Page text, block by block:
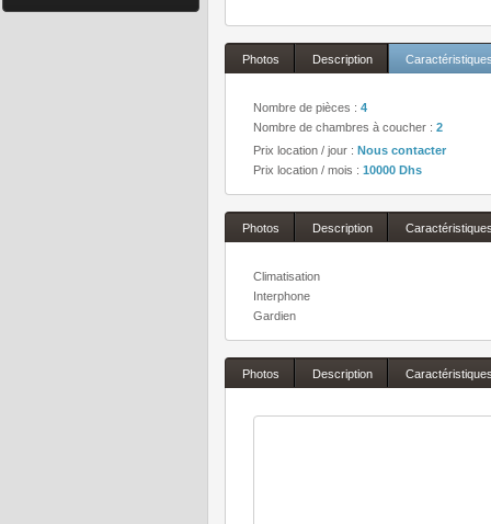
Photos Description
Nombre de pièces : 4
Nombre de chambres à coucher : 2
Prix location / jour : Nous contacter
Prix location / mois : 10000 Dhs
Photos Description
Climatisation
Interphone
Gardien
Photos Description